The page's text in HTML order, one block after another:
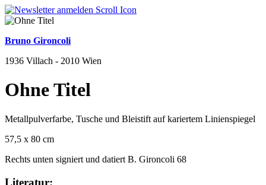
Bruno Gironcoli
1936 Villach - 2010 Wien
Ohne Titel
Metallpulverfarbe, Tusche und Bleistift auf kariertem Linienspiegel
57,5 x 80 cm
Rechts unten signiert und datiert B. Gironcoli 68
Literatur: